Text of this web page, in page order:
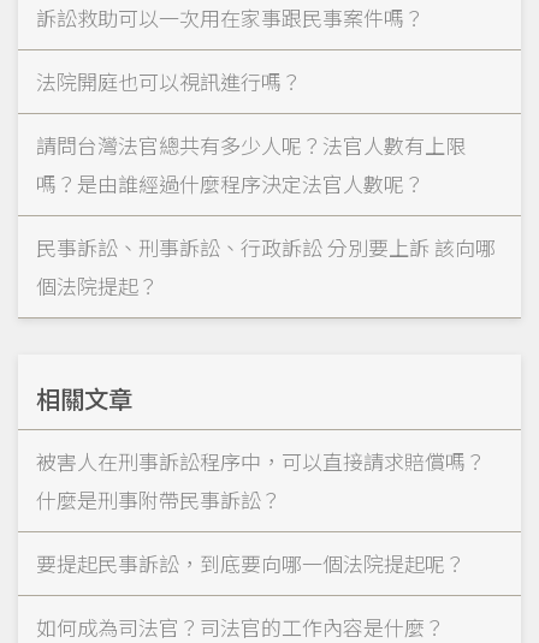
訴訟救助可以一次用在家事跟民事案件嗎？
法院開庭也可以視訊進行嗎？
請問台灣法官總共有多少人呢？法官人數有上限
嗎？是由誰經過什麼程序決定法官人數呢？
民事訴訟、刑事訴訟、行政訴訟 分別要上訴 該向哪
個法院提起？
相關文章
被害人在刑事訴訟程序中，可以直接請求賠償嗎？
什麼是刑事附帶民事訴訟？
要提起民事訴訟，到底要向哪一個法院提起呢？
如何成為司法官？司法官的工作內容是什麼？